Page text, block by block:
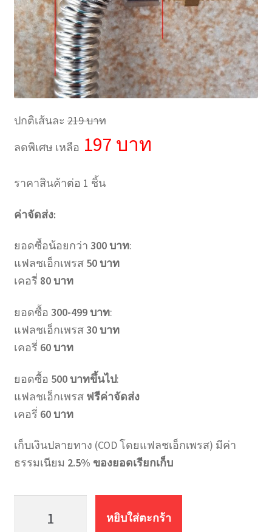
ปกติเส้นละ219 บาท
ลดพิเศษ เหลือ 197 บาท
ราคาสินค้าต่อ 1 ชิ้น
ค่าจัดส่ง:
ยอดซื้อน้อยกว่า 300 บาท:
แฟลชเอ็กเพรส 50 บาท
เคอรี่ 80 บาท
ยอดซื้อ 300-499 บาท:
แฟลชเอ็กเพรส30 บาท
เคอรี่ 60 บาท
ยอดซื้อ 500 บาทขึ้นไป:
แฟลชเอ็กเพรส ฟรีค่าจัดส่ง
เคอรี่ 60 บาท
เก็บเงินปลายทาง (COD โดยแฟลชเอ็กเพรส) มีค่า
ธรรมเนียม 2.5% ของยอดเรียกเก็บ
หยิบใส่ตะกร้า